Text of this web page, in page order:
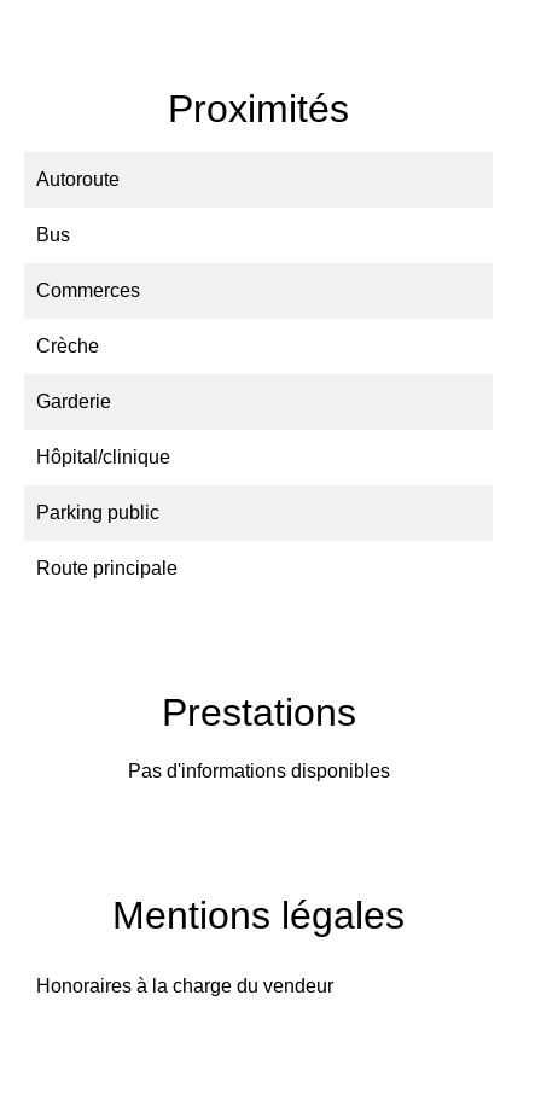
Proximités
Autoroute
Bus
Commerces
Crèche
Garderie
Hôpital/clinique
Parking public
Route principale
Prestations
Pas d'informations disponibles
Mentions légales
Honoraires à la charge du vendeur